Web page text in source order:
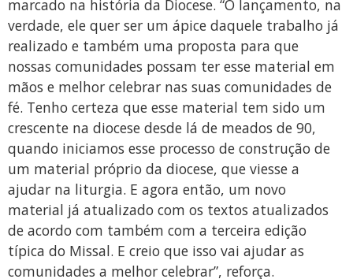
marcado na história da Diocese. “O lançamento, na
verdade, ele quer ser um ápice daquele trabalho já
realizado e também uma proposta para que
nossas comunidades possam ter esse material em
mãos e melhor celebrar nas suas comunidades de
fé. Tenho certeza que esse material tem sido um
crescente na diocese desde lá de meados de 90,
quando iniciamos esse processo de construção de
um material próprio da diocese, que viesse a
ajudar na liturgia. E agora então, um novo
material já atualizado com os textos atualizados
de acordo com também com a terceira edição
típica do Missal. E creio que isso vai ajudar as
comunidades a melhor celebrar”, reforça.